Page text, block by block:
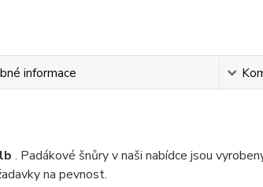
informace
. Padákové šnůry v naši nabídce jsou
na pevnost.